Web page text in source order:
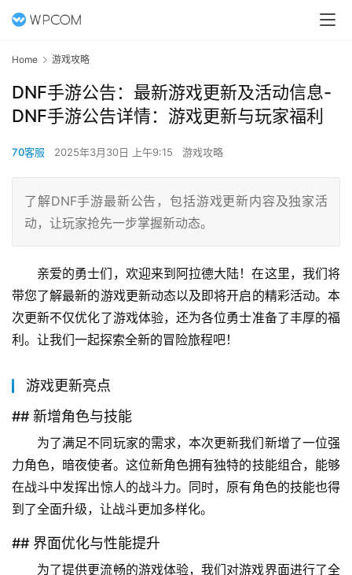
Home 游戏攻略
DNF手游公告：最新游戏更新及活动信息-
DNF手游公告详情：游戏更新与玩家福利
70客服 2025年3月30日 上午9:15 游戏攻略
了解DNF手游最新公告，包括游戏更新内容及独家活
动，让玩家抢先一步掌握新动态。
亲爱的勇士们，欢迎来到阿拉德大陆！在这里，我们将
带您了解最新的游戏更新动态以及即将开启的精彩活动。本
次更新不仅优化了游戏体验，还为各位勇士准备了丰厚的福
利。让我们一起探索全新的冒险旅程吧！
游戏更新亮点
## 新增角色与技能
为了满足不同玩家的需求，本次更新我们新增了一位强
力角色，暗夜使者。这位新角色拥有独特的技能组合，能够
在战斗中发挥出惊人的战斗力。同时，原有角色的技能也得
到了全面升级，让战斗更加多样化。
## 界面优化与性能提升
为了提供更流畅的游戏体验，我们对游戏界面进行了全